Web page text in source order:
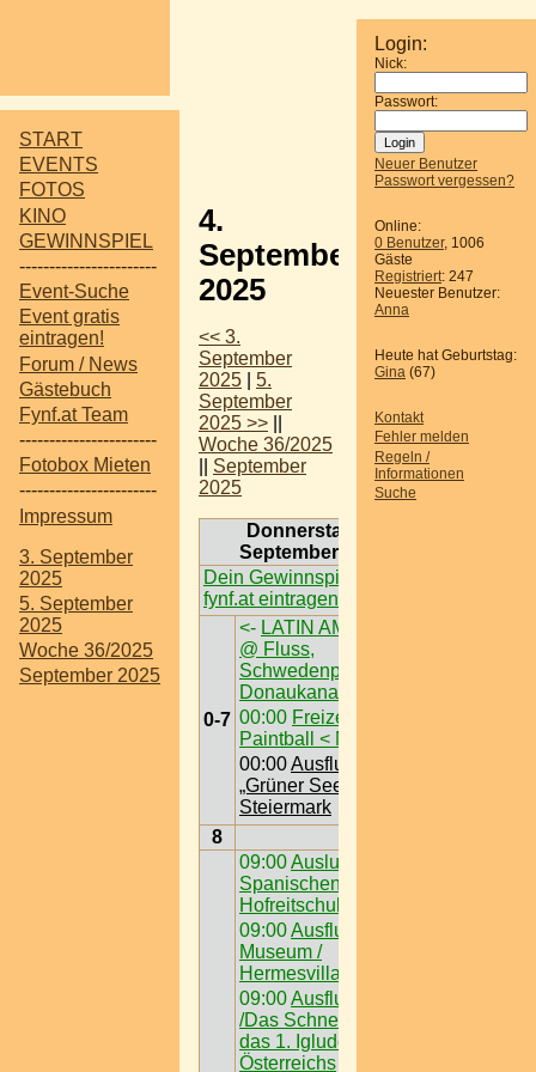
START
EVENTS
FOTOS
KINO
GEWINNSPIEL
-----------------------
Event-Suche
Event gratis
eintragen!
Forum / News
Gästebuch
Fynf.at Team
-----------------------
Fotobox Mieten
-----------------------
Impressum
3. September
2025
5. September
2025
Woche 36/2025
September 2025
Login:
Nick:
Passwort:
Neuer Benutzer
Passwort vergessen?
Online:
0 Benutzer, 1006
Gäste
Registriert: 247
Neuester Benutzer:
Anna
Heute hat Geburtstag:
Gina (67)
Kontakt
Fehler melden
Regeln /
Informationen
Suche
4.
September
2025
<< 3.
September
2025
5.
September
2025 >>
Woche 36/2025
September
2025
Donnerstag, 4.
September 2025
Dein Gewinnspiel auf
fynf.at eintragen
0-7
<- LATIN AM FLUSS
@ Fluss,
Schwedenplatz am
Donaukanal
00:00 Freizeit /
Paintball < Nö >
00:00Ausflugsziel /
„Grüner See“ @
Steiermark
8
09:00Auslugsziel /
Spanischen
Hofreitschule
09:00Ausflugsziel /
Museum /
Hermesvilla
09:00Ausflugsziel
/Das Schneedorf -
das 1. Igludorf
Österreichs